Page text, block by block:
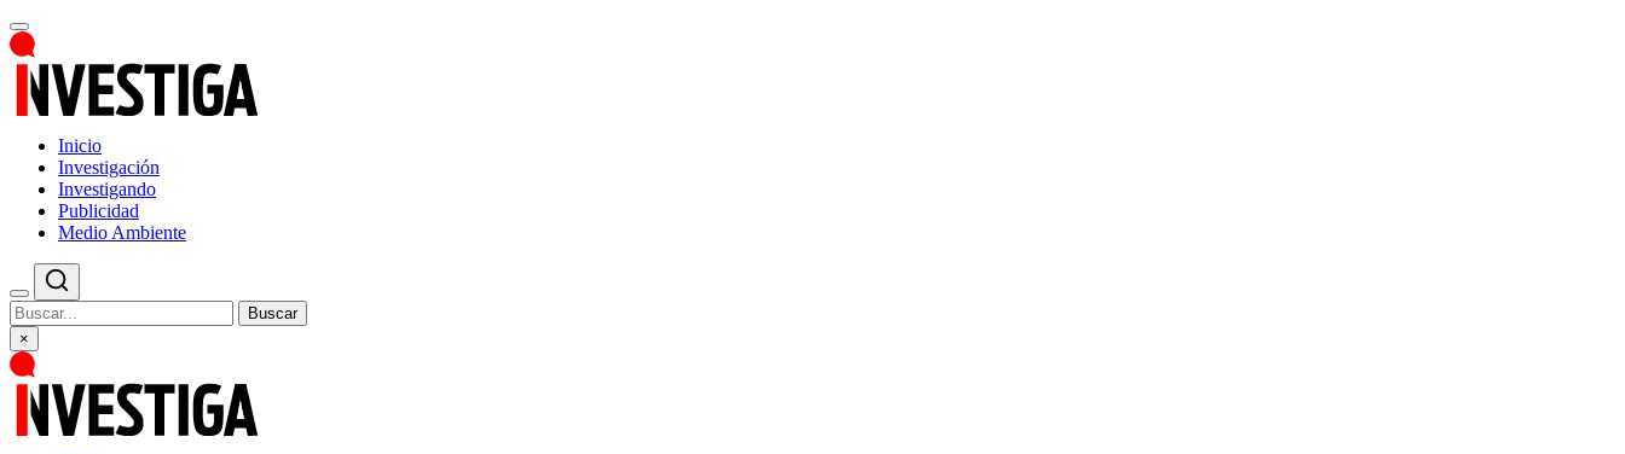
Inicio
Investigación
Investigando
Publicidad
Medio Ambiente
Buscar
×